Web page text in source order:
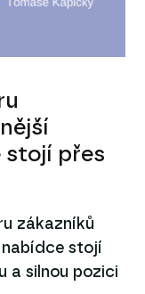
stojí přes
zákazníků
stojí
a silnou pozici